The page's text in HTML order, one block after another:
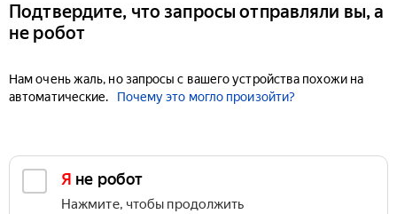
Подтвердите, что запросы отправляли вы, а
не робот
Нам очень жаль, но запросы с вашего устройства похожи на
автоматические.
Почему это могло произойти?
Я не робот
Нажмите, чтобы продолжить